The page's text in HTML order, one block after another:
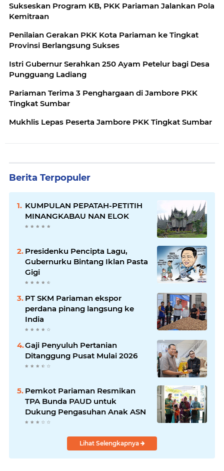
Sukseskan Program KB, PKK Pariaman Jalankan Pola
Kemitraan
Penilaian Gerakan PKK Kota Pariaman ke Tingkat
Provinsi Berlangsung Sukses
Istri Gubernur Serahkan 250 Ayam Petelur bagi Desa
Pungguang Ladiang
Pariaman Terima 3 Penghargaan di Jambore PKK
Tingkat Sumbar
Mukhlis Lepas Peserta Jambore PKK Tingkat Sumbar
Berita Terpopuler
KUMPULAN PEPATAH-PETITIH
MINANGKABAU NAN ELOK
Presidenku Pencipta Lagu,
Gubernurku Bintang Iklan Pasta
Gigi
PT SKM Pariaman ekspor
perdana pinang langsung ke
India
Gaji Penyuluh Pertanian
Ditanggung Pusat Mulai 2026
Pemkot Pariaman Resmikan
TPA Bunda PAUD untuk
Dukung Pengasuhan Anak ASN
Lihat Selengkapnya